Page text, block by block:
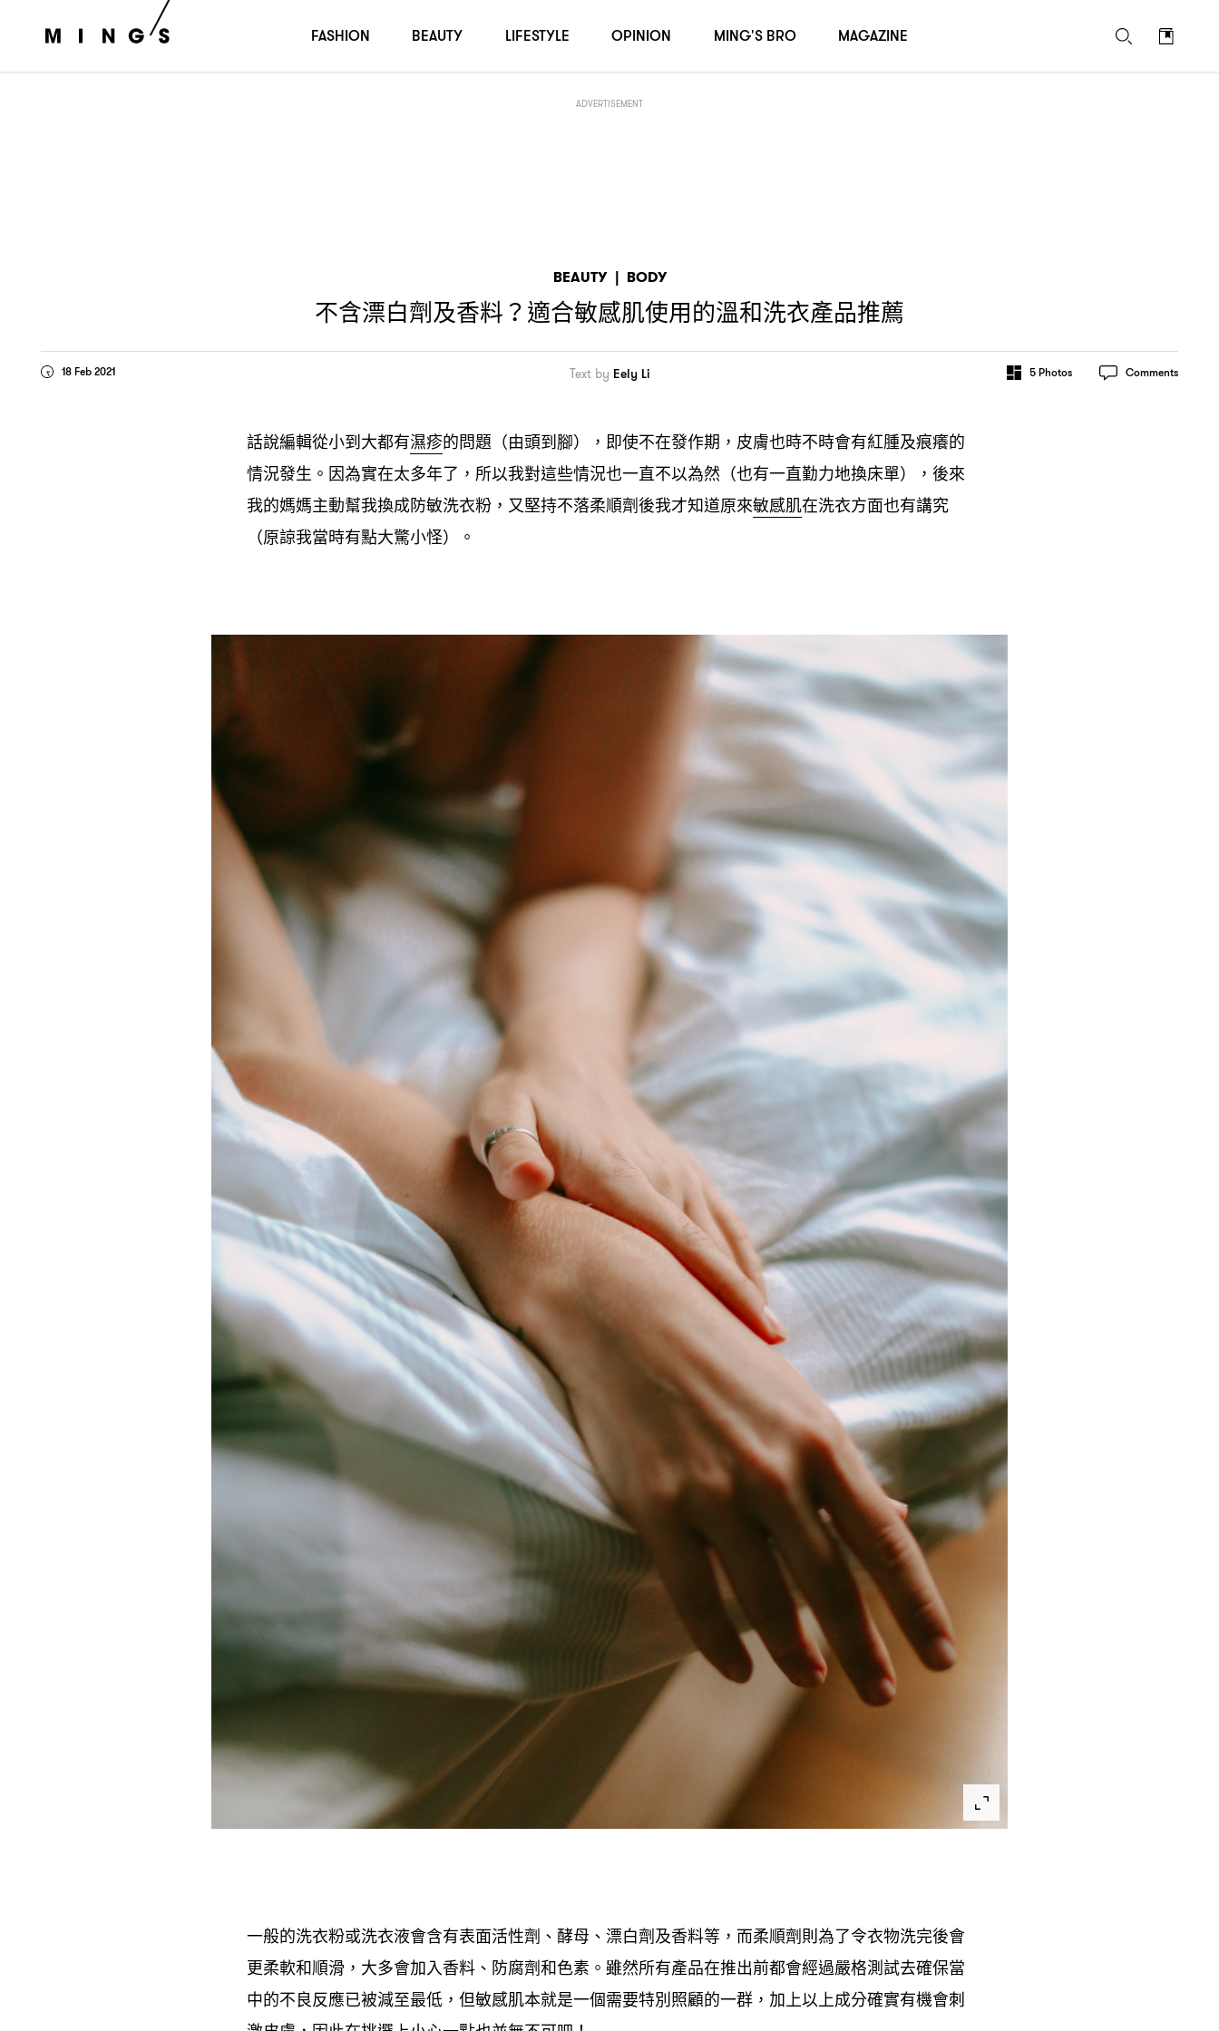
ADVERTISEMENT
BEAUTY | BODY
不含漂白劑及香料 ？適合敏感肌使用的溫和洗衣產品推薦
18 Feb 2021 Text by Eely Li 5Photos Comments
話說編輯從小到大都有濕疹的問題 （由頭到腳）， 即使不在發作期 ， 皮膚也時不時會有紅腫及痕癢的
情況發生。因為實在太多年了 ， 所以我對這些情況也一直不以為然 （也有一直勤力地換床單）， 後來
我的媽媽主動幫我換成防敏洗衣粉 ， 又堅持不落柔順劑後我才知道原來敏感肌在洗衣方面也有講究
（原諒我當時有點大驚小怪） 。
一般的洗衣粉或洗衣液會含有表面活性劑、酵母、漂白劑及香料等 ， 而柔順劑則為了令衣物洗完後會
更柔軟和順滑 ， 大多會加入香料、防腐劑和色素。雖然所有產品在推出前都會經過嚴格測試去確保當
中的不良反應已被減至最低 ， 但敏感肌本就是一個需要特別照顧的一群 ， 加上以上成分確實有機會刺
FASHION BEAUTY LIFESTYLE OPINION MING'S BRO MAGAZINE
不含漂白劑及香料